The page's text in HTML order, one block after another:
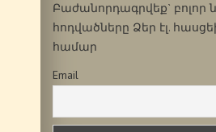
Բաժանորդագրվեք` բոլոր
հոդվածները Ձեր էլ.
համար
Email